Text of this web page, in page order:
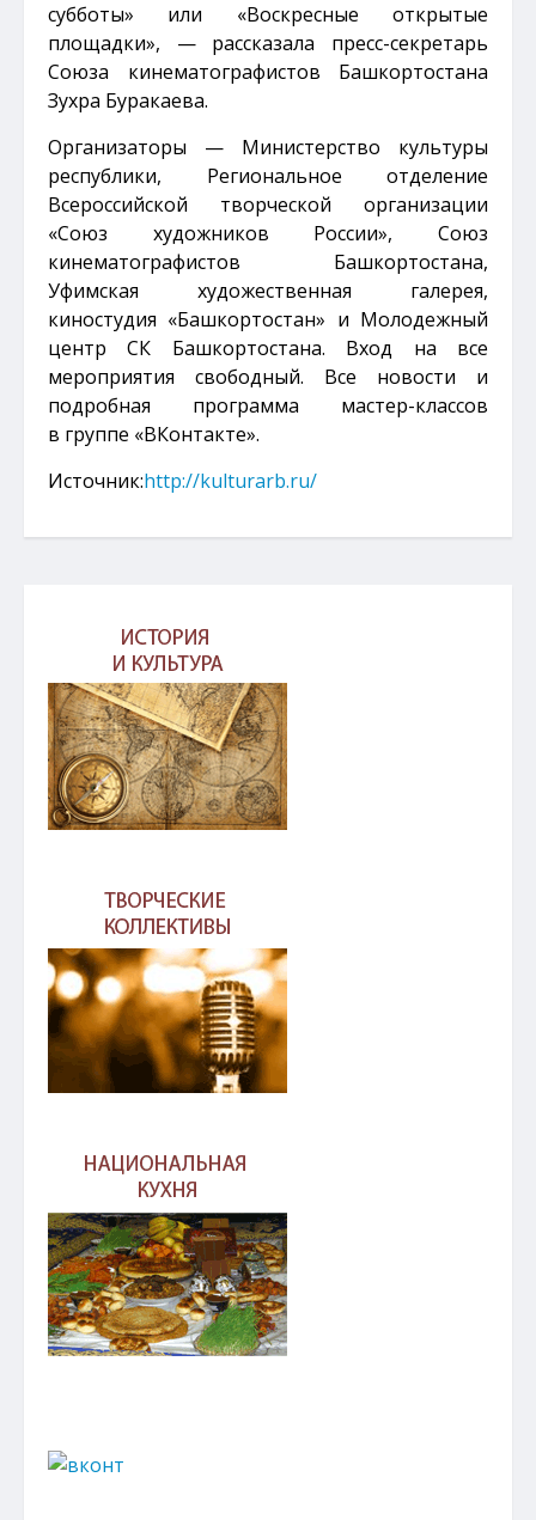
субботы» или «Воскресные открытые
площадки», — рассказала пресс-секретарь
Союза кинематографистов Башкортостана
Зухра Буракаева.
Организаторы — Министерство культуры
республики, Региональное отделение
Всероссийской творческой организации
«Союз художников России», Союз
кинематографистов Башкортостана,
Уфимская художественная галерея,
киностудия «Башкортостан» и Молодежный
центр СК Башкортостана. Вход на все
мероприятия свободный. Все новости и
подробная программа мастер-классов
в группе «ВКонтакте».
Источник:http://kulturarb.ru/